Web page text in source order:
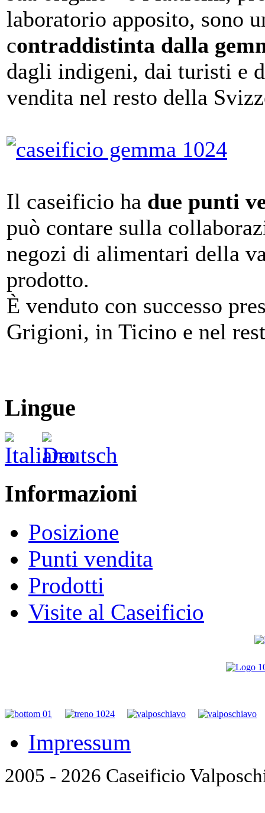
laboratorio apposito, sono
contraddistinta dalla
dagli indigeni, dai turisti e
vendita nel resto della
Il caseificio ha due punti
può contare sulla
negozi di alimentari della
prodotto.
È venduto con successo
Grigioni, in Ticino e nel
Lingue
Informazioni
Posizione
Punti vendita
Prodotti
Visite al Caseificio
Impressum
2005 - 2026 Caseificio